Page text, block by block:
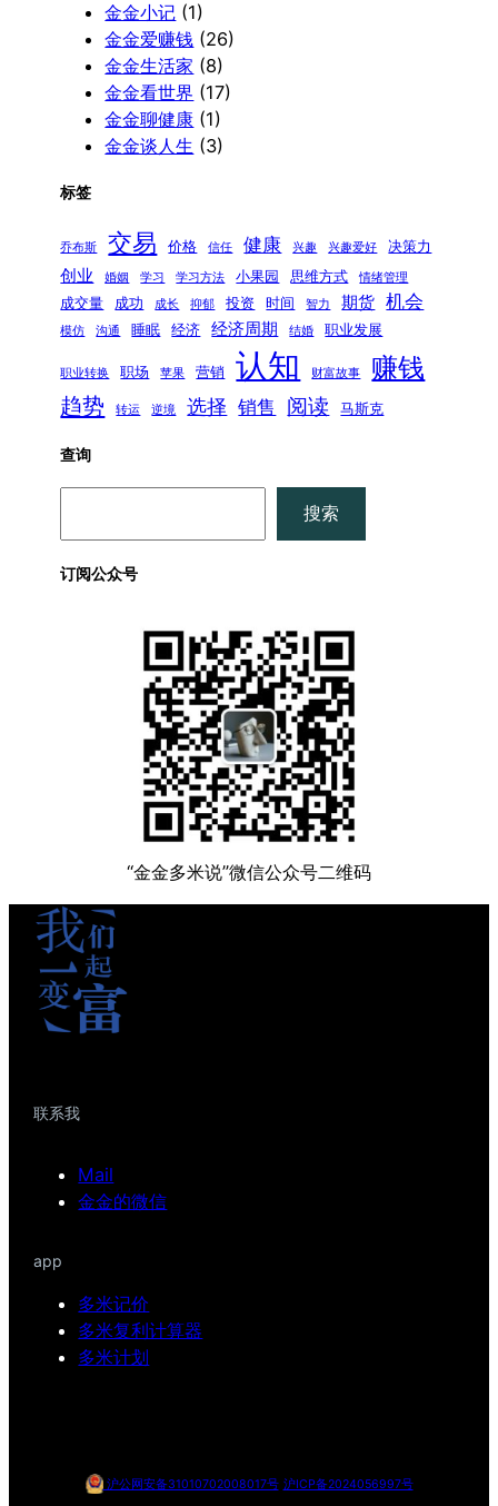
金金小记 (1)
金金爱赚钱 (26)
金金生活家 (8)
金金看世界 (17)
金金聊健康 (1)
金金谈人生 (3)
标签
乔布斯 交易 价格 信任 健康 兴趣 兴趣爱好 决策力
创业 婚姻 学习 学习方法 小果园 思维方式 情绪管理
成交量 成功 成长 抑郁 投资 时间 智力 期货 机会
模仿 沟通 睡眠 经济 经济周期 结婚 职业发展
职业转换 职场 苹果 营销 认知 财富故事 赚钱
趋势 转运 逆境 选择 销售 阅读 马斯克
查询
搜索
订阅公众号
“金金多米说”微信公众号二维码
联系我
Mail
金金的微信
app
多米记价
多米复利计算器
多米计划
沪公网安备31010702008017号 沪ICP备2024056997号